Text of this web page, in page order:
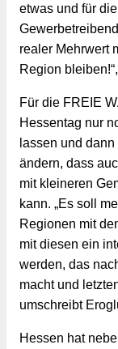
etwas und für
realer Mehrwert
Region
Für die FREIE
Hessentag nur
lassen und
ändern, dass
mit kleineren
kann. „Es soll
Regionen mit
mit diesen ein
werden, das
macht und
umschreibt
Hessen hat